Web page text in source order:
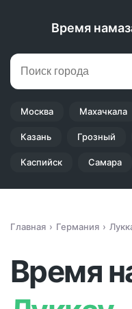
Время
Москва Махачкала
Казань Грозный
Каспийск Самара
Главная Германия
Время